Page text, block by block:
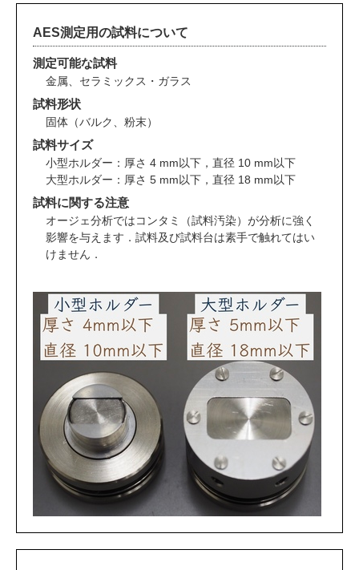
AES測定用の試料について
測定可能な試料
金属、セラミックス・ガラス
試料形状
固体（バルク、粉末）
試料サイズ
小型ホルダー：厚さ 4 mm以下，直径 10 mm以下
大型ホルダー：厚さ 5 mm以下，直径 18 mm以下
試料に関する注意
オージェ分析ではコンタミ（試料汚染）が分析に強く
影響を与えます．試料及び試料台は素手で触れてはい
けません．